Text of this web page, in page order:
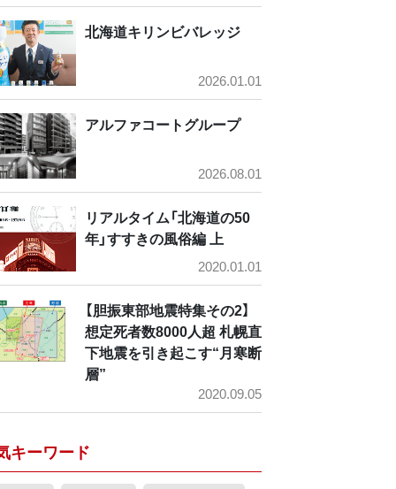
北海道キリンビバレッジ
2026.01.01
アルファコートグループ
2026.08.01
リアルタイム「北海道の50
年」すすきの風俗編 上
2020.01.01
【胆振東部地震特集その2】
想定死者数8000人超 札幌直
下地震を引き起こす“月寒断
層”
2020.09.05
キーワード